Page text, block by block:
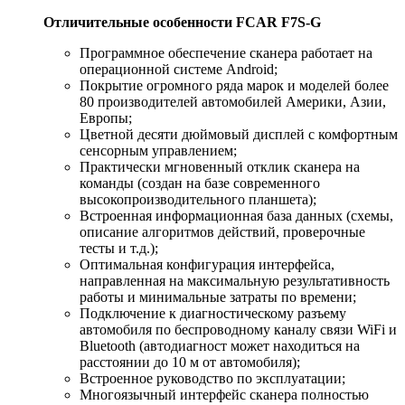
Отличительные особенности FCAR F7S-G
Программное обеспечение сканера работает на
операционной системе Android;
Покрытие огромного ряда марок и моделей более
80 производителей автомобилей Америки, Азии,
Европы;
Цветной десяти дюймовый дисплей с комфортным
сенсорным управлением;
Практически мгновенный отклик сканера на
команды (создан на базе современного
высокопроизводительного планшета);
Встроенная информационная база данных (схемы,
описание алгоритмов действий, проверочные
тесты и т.д.);
Оптимальная конфигурация интерфейса,
направленная на максимальную результативность
работы и минимальные затраты по времени;
Подключение к диагностическому разъему
автомобиля по беспроводному каналу связи WiFi и
Bluetooth (автодиагност может находиться на
расстоянии до 10 м от автомобиля);
Встроенное руководство по эксплуатации;
Многоязычный интерфейс сканера полностью